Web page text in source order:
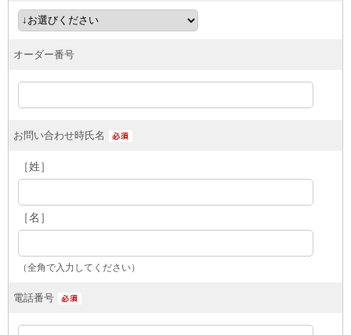
オーダー番号
お問い合わせ時氏名
［姓］
［名］
（全角で入力してください）
電話番号